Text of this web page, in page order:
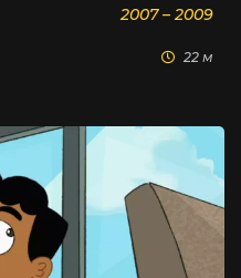
2007 – 2009
22 м